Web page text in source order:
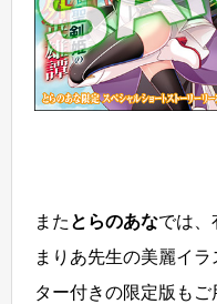
また とらのあなでは、
まりあ先生の美麗イ
ター付きの限定版もご